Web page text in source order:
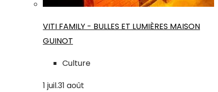
VITI FAMILY - BULLES ET LUMIÈRES MAISON
GUINOT
Culture
1 juil.31 août